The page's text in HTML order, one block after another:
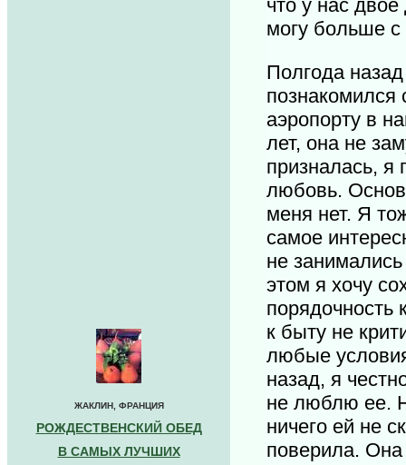
ЖАКЛИН, ФРАНЦИЯ
РОЖДЕСТВЕНСКИЙ ОБЕД
В САМЫХ ЛУЧШИХ
что у нас
могу больше
Полгода
познакомился
аэропорту в
лет, она не
призналась, я
любовь.
меня нет. Я
самое
не
этом я хочу
к быту не
любые
назад, я
не люблю ее.
ничего ей не
поверила. Она